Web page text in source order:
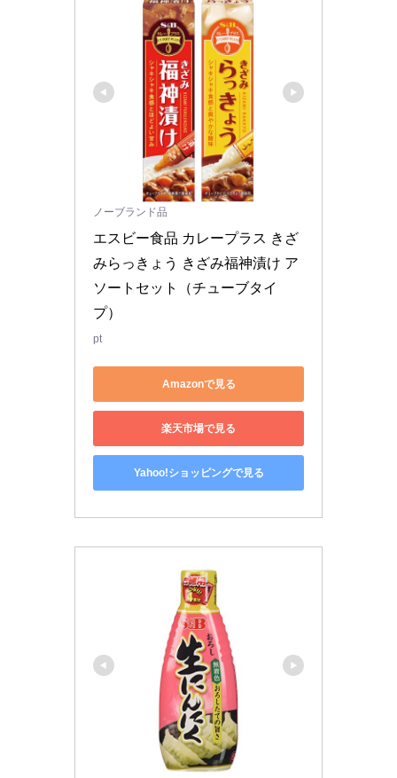
ノーブランド品
エスビー食品 カレープラス きざ
みらっきょう きざみ福神漬け ア
ソートセット（チューブタイ
プ）
pt
Amazonで見る
楽天市場で見る
Yahoo!ショッピングで見る